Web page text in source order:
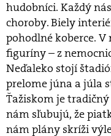
hudobníci. Každý
choroby. Biely
pohodlné koberce.
figuríny – z
Neďaleko stojí
prelome júna a júla
Ťažiskom je
nám sľubujú, že
nám plány skríži